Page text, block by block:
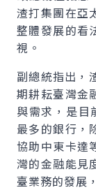
渣打集團在亞
整體發展的看
視。
副總統指出，
期耕耘臺灣金
與需求，是目
最多的銀行，
協助中東卡達
灣的金融能見
臺業務的發展